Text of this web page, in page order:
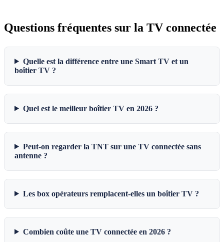
Questions fréquentes sur la TV connectée
Quelle est la différence entre une Smart TV et un
boîtier TV ?
Quel est le meilleur boîtier TV en 2026 ?
Peut-on regarder la TNT sur une TV connectée sans
antenne ?
Les box opérateurs remplacent-elles un boîtier TV ?
Combien coûte une TV connectée en 2026 ?